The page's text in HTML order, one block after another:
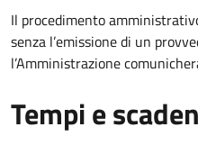
Il procedimento
senza l’emissione di un
l’Amministrazione
Tempi e